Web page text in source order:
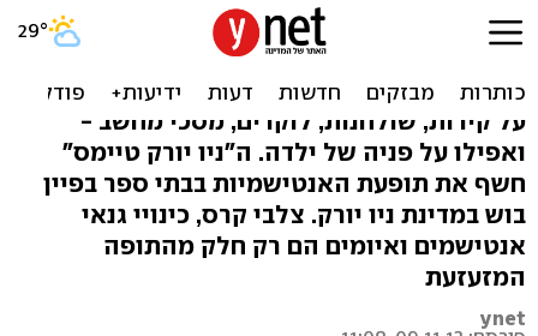
צלבי קרס, בכל מקום.
אנטישמיות בניו יורק
על קירות, שולחנות, לוקרים, מסכי מחשב -
ואפילו על פניה של ילדה. ה"ניו יורק טיימס"
חשף את תופעת האנטישמיות בבתי ספר בפיין
בוש במדינת ניו יורק. צלבי קרס, כינויי גנאי
אנטישמים ואיומים הם רק חלק מהתופה
המזעזעת
ynet